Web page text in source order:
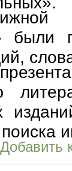
были
Добавить